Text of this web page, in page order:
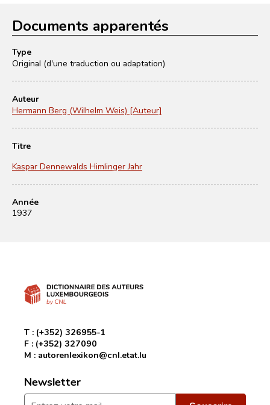
Documents apparentés
Type
Original (d'une traduction ou adaptation)
Auteur
Hermann Berg (Wilhelm Weis) [Auteur]
Titre
Kaspar Dennewalds Himlinger Jahr
Année
1937
T : (+352) 326955-1
F : (+352) 327090
M : autorenlexikon@cnl.etat.lu
Newsletter